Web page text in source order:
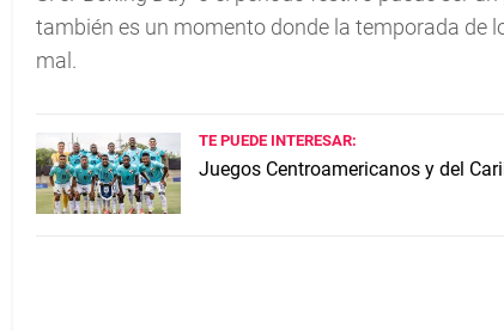
también es un momento donde la temporada de
mal.
TE PUEDE INTERESAR:
Juegos Centroamericanos y del